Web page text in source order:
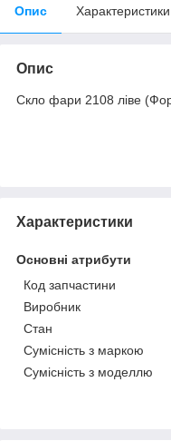
Опис Характеристики
Опис
Скло фари 2108 ліве
Характеристики
Основні атрибути
Код запчастини
Виробник
Стан
Сумісність з маркою
Сумісність з моделлю